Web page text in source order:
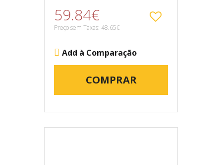
59.84€
Preço sem Taxas: 48.65€
Add à Comparação
COMPRAR